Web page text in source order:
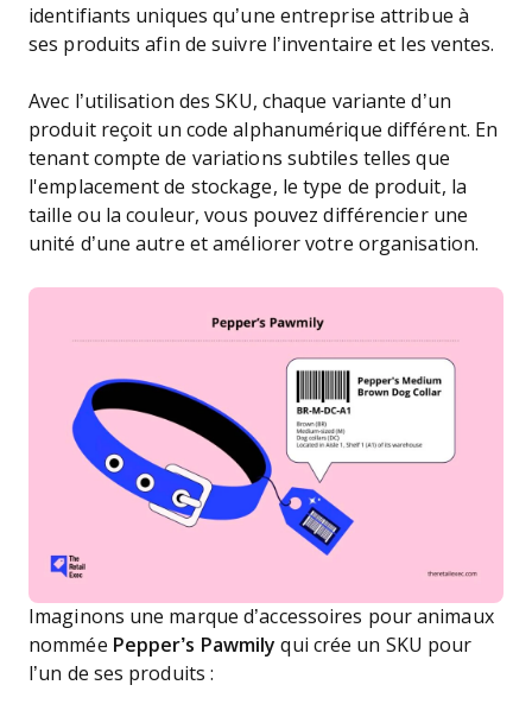
identifiants uniques qu’une entreprise attribue à
ses produits afin de suivre l’inventaire et les ventes.
Avec l’utilisation des SKU, chaque variante d’un
produit reçoit un code alphanumérique différent. En
tenant compte de variations subtiles telles que
l'emplacement de stockage, le type de produit, la
taille ou la couleur, vous pouvez différencier une
unité d’une autre et améliorer votre organisation.
Imaginons une marque d’accessoires pour animaux
nommée Pepper’s Pawmily qui crée un SKU pour
l’un de ses produits :